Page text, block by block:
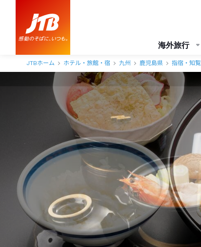
海外旅行
JTBホーム ホテル・旅館・宿 九州 鹿児島県 指宿・知